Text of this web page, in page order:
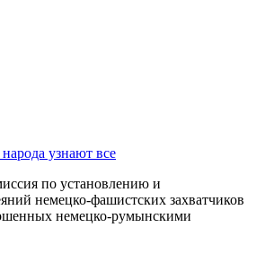
узнают все
по установлению и
немецко-фашистских захватчиков
немецко-румынскими